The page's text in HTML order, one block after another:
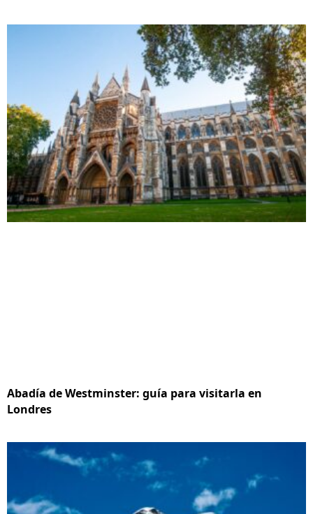
Abadía de Westminster: guía para visitarla en
Londres